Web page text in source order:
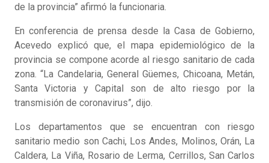
de la provincia” afirmó la funcionaria.
En conferencia de prensa desde la Casa de Gobierno,
Acevedo explicó que, el mapa epidemiológico de la
provincia se compone acorde al riesgo sanitario de cada
zona. “La Candelaria, General Güemes, Chicoana, Metán,
Santa Victoria y Capital son de alto riesgo por la
transmisión de coronavirus”, dijo.
Los departamentos que se encuentran con riesgo
sanitario medio son Cachi, Los Andes, Molinos, Orán, La
Caldera, La Viña, Rosario de Lerma, Cerrillos, San Carlos